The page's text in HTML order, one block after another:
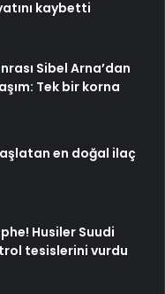
kaybetti
Sibel Arna’dan
Tek bir korna
en doğal ilaç
Husiler Suudi
tesislerini vurdu